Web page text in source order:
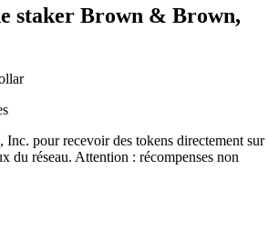
staker Brown & Brown,
pour recevoir des tokens directement sur
du réseau. Attention : récompenses non